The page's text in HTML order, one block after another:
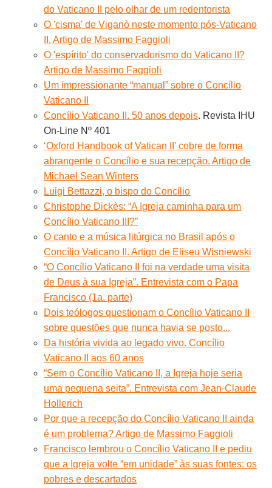
do Vaticano II pelo olhar de um redentorista
O 'cisma' de Viganò neste momento pós-Vaticano
II. Artigo de Massimo Faggioli
O 'espírito' do conservadorismo do Vaticano II?
Artigo de Massimo Faggioli
Um impressionante “manual” sobre o Concílio
Vaticano II
Concílio Vaticano II. 50 anos depois. Revista IHU
On-Line Nº 401
‘Oxford Handbook of Vatican II’ cobre de forma
abrangente o Concílio e sua recepção. Artigo de
Michael Sean Winters
Luigi Bettazzi, o bispo do Concílio
Christophe Dickès: “A Igreja caminha para um
Concílio Vaticano III?”
O canto e a música litúrgica no Brasil após o
Concílio Vaticano II. Artigo de Eliseu Wisniewski
“O Concílio Vaticano II foi na verdade uma visita
de Deus à sua Igreja”. Entrevista com o Papa
Francisco (1a. parte)
Dois teólogos questionam o Concílio Vaticano II
sobre questões que nunca havia se posto...
Da história vivida ao legado vivo. Concílio
Vaticano II aos 60 anos
“Sem o Concílio Vaticano II, a Igreja hoje seria
uma pequena seita”. Entrevista com Jean-Claude
Hollerich
Por que a recepção do Concílio Vaticano II ainda
é um problema? Artigo de Massimo Faggioli
Francisco lembrou o Concílio Vaticano II e pediu
que a Igreja volte “em unidade” às ​​suas fontes: os
pobres e descartados